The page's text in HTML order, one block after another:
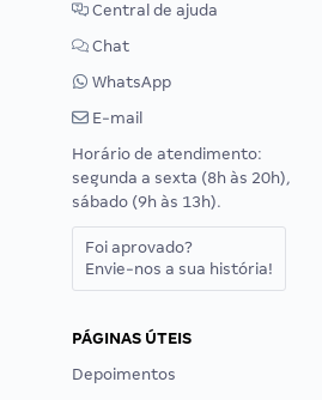
Central de ajuda
Chat
WhatsApp
E-mail
Horário de atendimento:
segunda a sexta (8h às 20h),
sábado (9h às 13h).
Foi aprovado?
Envie-nos a sua história!
PÁGINAS ÚTEIS
Depoimentos